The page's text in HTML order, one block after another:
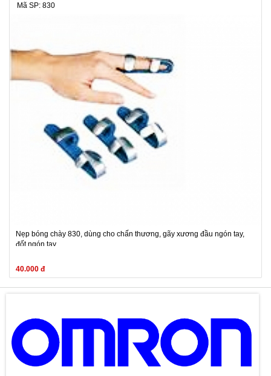
Mã SP: 830
Nẹp bóng chày 830, dùng cho chấn thương, gãy xương đầu ngón tay,
đốt ngón tay
40.000 đ